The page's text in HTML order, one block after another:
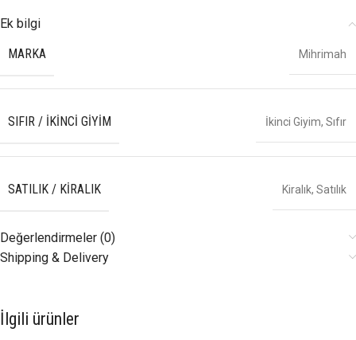
Ek bilgi
MARKA
Mihrimah
SIFIR / İKINCI GIYIM İkinci Giyim, Sıfır
SATILIK / KIRALIK Kiralık, Satılık
Değerlendirmeler (0)
Shipping & Delivery
İlgili ürünler